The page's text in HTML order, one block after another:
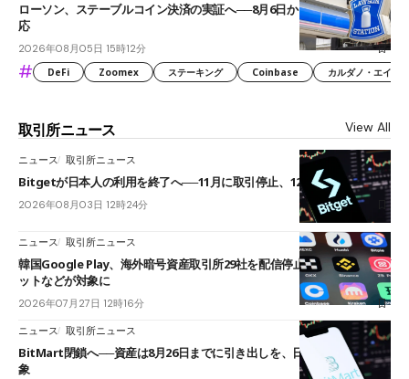
ローソン、ステーブルコイン決済の実証へ──8月6日からJPYCやUSDC対
応
2026年08月05日 15時12分
# DeFi Zoomex ステーキング Coinbase カルダノ・エイ
取引所ニュース View All
ニュース 取引所ニュース
Bitgetが日本人の利用を終了へ──11月に取引停止、12月末に強制決済
2026年08月03日 12時24分
ニュース 取引所ニュース
韓国Google Play、海外暗号資産取引所29社を配信停止──OKXやバイビ
ットなどが対象に
2026年07月27日 12時16分
ニュース 取引所ニュース
BitMart閉鎖へ──資産は8月26日までに引き出しを、日本人利用者も対
象